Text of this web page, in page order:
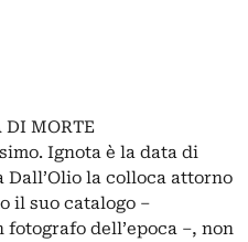
DI MORTE
Ignota è la data di
la colloca attorno
il suo catalogo –
dell’epoca –, non